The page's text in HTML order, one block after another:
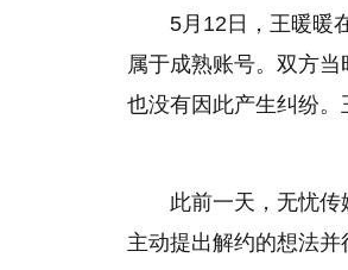
5月12日，王暖暖
属于成熟账号。双方
也没有因此产生纠纷。
此前一天，无忧
主动提出解约的想法